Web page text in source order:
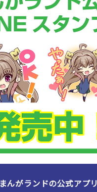
まんがランドの公式アプリ